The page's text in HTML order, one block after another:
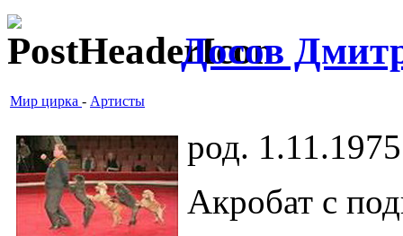
Досов
Мир цирка - Артисты
род.
Акробат с